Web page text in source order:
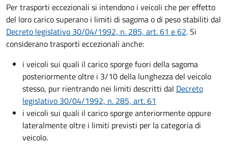
Per trasporti eccezionali si intendono i veicoli che per effetto
del loro carico superano i limiti di sagoma o di peso stabiliti dal
Decreto legislativo 30/04/1992, n. 285, art. 61 e 62. Si
considerano trasporti eccezionali anche:
i veicoli sui quali il carico sporge fuori della sagoma
posteriormente oltre i 3/10 della lunghezza del veicolo
stesso, pur rientrando nei limiti descritti dal Decreto
legislativo 30/04/1992, n. 285, art. 61
i veicoli sui quali il carico sporge anteriormente oppure
lateralmente oltre i limiti previsti per la categoria di
veicolo.